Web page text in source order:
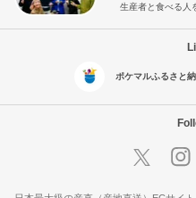
生産者と食べる人
ポケマルふるさと